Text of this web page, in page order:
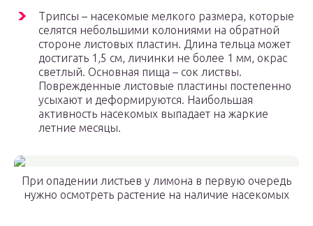
Трипсы – насекомые мелкого размера, которые
селятся небольшими колониями на обратной
стороне листовых пластин. Длина тельца может
достигать 1,5 см, личинки не более 1 мм, окрас
светлый. Основная пища – сок листвы.
Поврежденные листовые пластины постепенно
усыхают и деформируются. Наибольшая
активность насекомых выпадает на жаркие
летние месяцы.
При опадении листьев у лимона в первую очередь
нужно осмотреть растение на наличие насекомых